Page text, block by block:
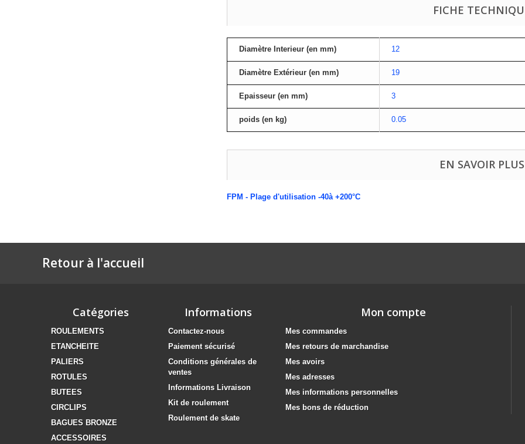
FICHE
Diamètre Interieur (en mm) 12
Diamètre Extérieur (en mm) 19
Epaisseur (en mm) 3
poids (en kg) 0.05
EN SAVOIR PLUS
FPM - Plage d'utilisation -40à +200°C
Retour à l'accueil
Catégories
ROULEMENTS
ETANCHEITE
PALIERS
ROTULES
BUTEES
CIRCLIPS
BAGUES BRONZE
ACCESSOIRES
Informations
Contactez-nous
Paiement sécurisé
Conditions générales de
ventes
Informations Livraison
Kit de roulement
Roulement de skate
Mon compte
Mes commandes
Mes retours de marchandise
Mes avoirs
Mes adresses
Mes informations personnelles
Mes bons de réduction